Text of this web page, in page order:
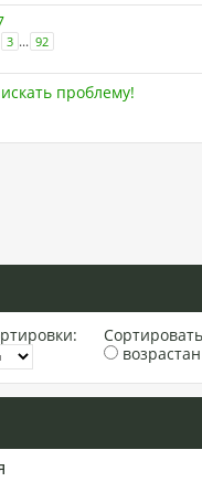
3 ... 92
проблему!